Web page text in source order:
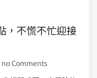
，不慌不忙迎接
no Comments